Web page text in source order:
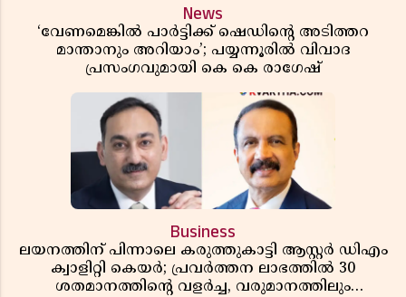
News
‘വേണമെങ്കിൽ പാർട്ടിക്ക് ഷെഡിൻ്റെ അടിത്തറ
മാന്താനും അറിയാം’; പയ്യന്നൂരിൽ വിവാദ
പ്രസംഗവുമായി കെ കെ രാഗേഷ്
Business
ലയനത്തിന് പിന്നാലെ കരുത്തുകാട്ടി ആസ്റ്റർ ഡിഎം
ക്വാളിറ്റി കെയർ; പ്രവർത്തന ലാഭത്തിൽ 30
ശതമാനത്തിൻ്റെ വളർച്ച, വരുമാനത്തിലും